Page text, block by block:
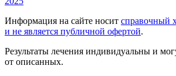
Информация на сайте носит справочный
и не является публичной офертой.
Результаты лечения индивидуальны и
от описанных.